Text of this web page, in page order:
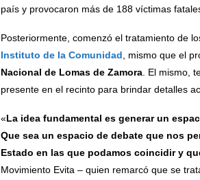
país y provocaron más de 188 víctimas
Posteriormente, comenzó el tratamiento de
Instituto de la Comunidad , mismo que el
Nacional de Lomas de Zamora. El mismo,
presente en el recinto para brindar detalles
«La idea fundamental es generar un
Que sea un espacio de debate que nos
Estado en las que podamos coincidir y
Movimiento Evita – quien remarcó que se